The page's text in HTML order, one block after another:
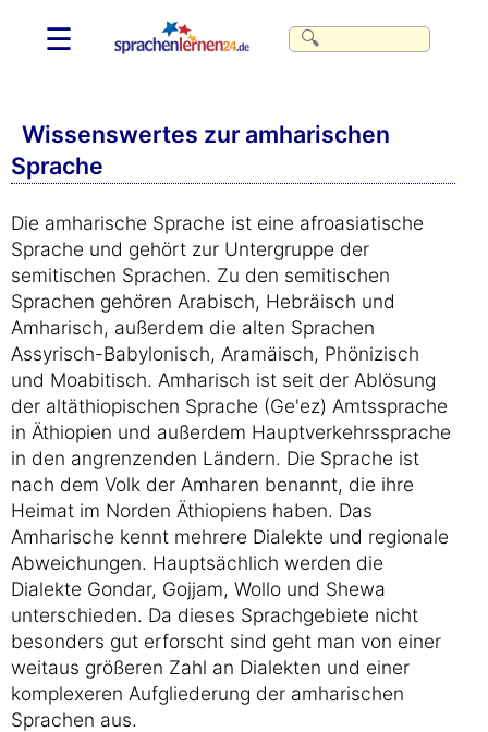
☰
Wissenswertes zur amharischen
Sprache
Die amharische Sprache ist eine afroasiatische
Sprache und gehört zur Untergruppe der
semitischen Sprachen. Zu den semitischen
Sprachen gehören Arabisch, Hebräisch und
Amharisch, außerdem die alten Sprachen
Assyrisch-Babylonisch, Aramäisch, Phönizisch
und Moabitisch. Amharisch ist seit der Ablösung
der altäthiopischen Sprache (Ge'ez) Amtssprache
in Äthiopien und außerdem Hauptverkehrssprache
in den angrenzenden Ländern. Die Sprache ist
nach dem Volk der Amharen benannt, die ihre
Heimat im Norden Äthiopiens haben. Das
Amharische kennt mehrere Dialekte und regionale
Abweichungen. Hauptsächlich werden die
Dialekte Gondar, Gojjam, Wollo und Shewa
unterschieden. Da dieses Sprachgebiete nicht
besonders gut erforscht sind geht man von einer
weitaus größeren Zahl an Dialekten und einer
komplexeren Aufgliederung der amharischen
Sprachen aus.